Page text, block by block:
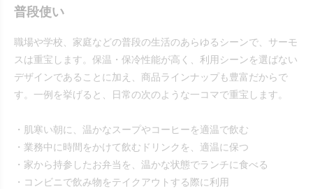
普段使い
職場や学校、家庭などの普段の生活のあらゆるシーンで、サーモ
スは重宝します。保温・保冷性能が高く、利用シーンを選ばない
デザインであることに加え、商品ラインナップも豊富だからで
す。一例を挙げると、日常の次のような一コマで重宝します。
・肌寒い朝に、温かなスープやコーヒーを適温で飲む
・業務中に時間をかけて飲むドリンクを、適温に保つ
・家から持参したお弁当を、温かな状態でランチに食べる
・コンビニで飲み物をテイクアウトする際に利用